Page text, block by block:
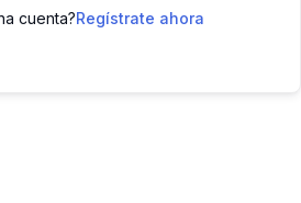
cuenta?Regístrate ahora